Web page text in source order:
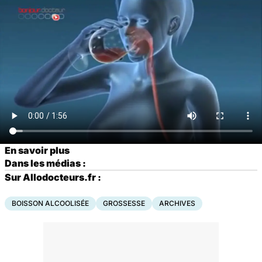
En savoir plus
Dans les médias :
Sur Allodocteurs.fr :
BOISSON ALCOOLISÉE GROSSESSE ARCHIVES